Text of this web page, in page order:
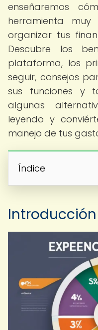
enseñaremos
herramienta
organizar tus
Descubre los
plataforma, los
seguir, consejos
sus funciones y
algunas
leyendo y
manejo de tus
Índice
Introducción